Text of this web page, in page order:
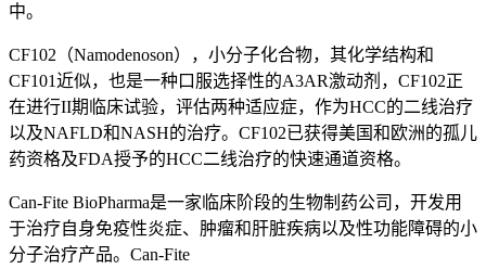
中。
CF102（Namodenoson），小分子化合物，其化学结构和
CF101近似，也是一种口服选择性的A3AR激动剂，CF102正
在进行II期临床试验，评估两种适应症，作为HCC的二线治疗
以及NAFLD和NASH的治疗。CF102已获得美国和欧洲的孤儿
药资格及FDA授予的HCC二线治疗的快速通道资格。
Can-Fite BioPharma是一家临床阶段的生物制药公司，开发用
于治疗自身免疫性炎症、肿瘤和肝脏疾病以及性功能障碍的小
分子治疗产品。Can-Fite